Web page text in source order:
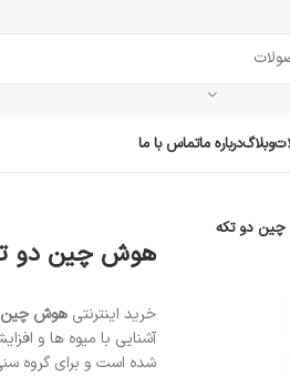
وبلاگدرباره ماتماس با ما
دو تکه
هوش چین دو
خرید اینترنتی هوش چین 2تکه
آشنایی با میوه ها و
شده است و برای گروه سنی 3 تا 5 سال بسیار مناسب